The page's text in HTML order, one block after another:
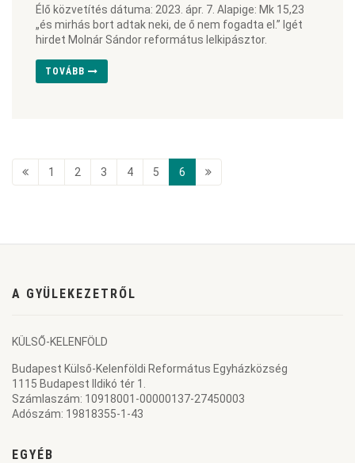
Élő közvetítés dátuma: 2023. ápr. 7. Alapige: Mk 15,23
„és mirhás bort adtak neki, de ő nem fogadta el.” Igét
hirdet Molnár Sándor református lelkipásztor.
TOVÁBB
1 2 3 4 5 6
A GYÜLEKEZETRŐL
KÜLSŐ-KELENFÖLD
Budapest Külső-Kelenföldi Református Egyházközség
1115 Budapest Ildikó tér 1.
Számlaszám: 10918001-00000137-27450003
Adószám: 19818355-1-43
EGYÉB